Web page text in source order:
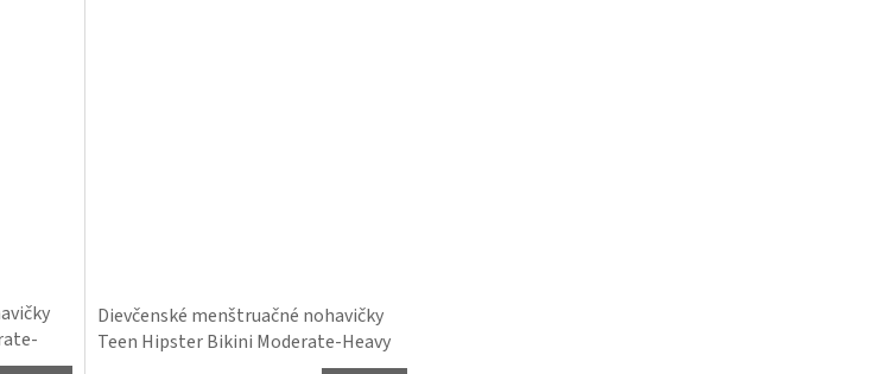
Dievčenské menštruačné nohavičky
Teen Hipster Bikini Moderate-Heavy